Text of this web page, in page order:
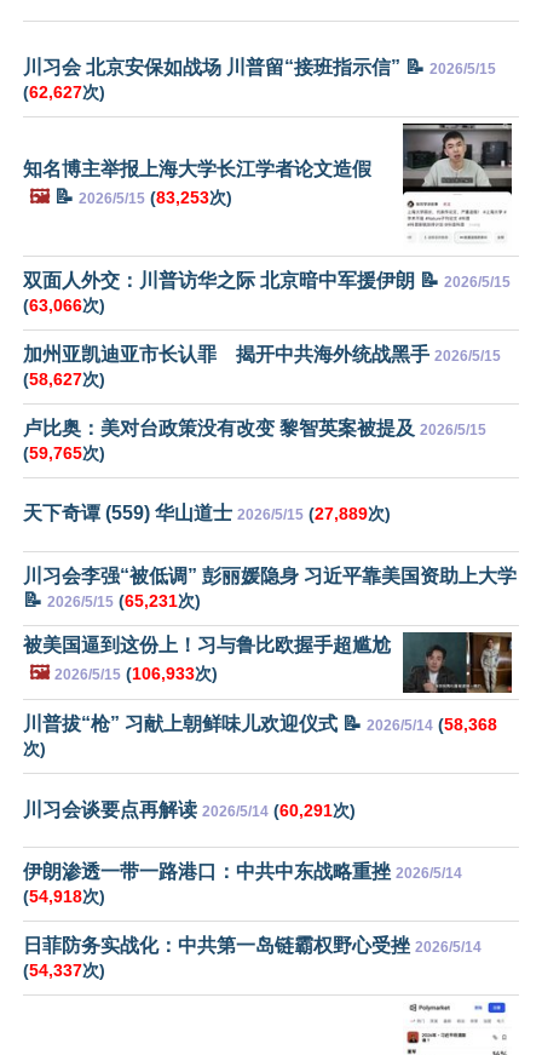
川习会 北京安保如战场 川普留“接班指示信” 📝 2026/5/15
(62,627次)
知名博主举报上海大学长江学者论文造假
🖼️📝 2026/5/15 (83,253次)
双面人外交：川普访华之际 北京暗中军援伊朗 📝 2026/5/15
(63,066次)
加州亚凯迪亚市长认罪 揭开中共海外统战黑手 2026/5/15
(58,627次)
卢比奥：美对台政策没有改变 黎智英案被提及 2026/5/15
(59,765次)
天下奇谭 (559) 华山道士 2026/5/15 (27,889次)
川习会李强“被低调” 彭丽媛隐身 习近平靠美国资助上大学
📝 2026/5/15 (65,231次)
被美国逼到这份上！习与鲁比欧握手超尴尬
🖼️ 2026/5/15 (106,933次)
川普拔“枪” 习献上朝鲜味儿欢迎仪式 📝 2026/5/14 (58,368
次)
川习会谈要点再解读 2026/5/14 (60,291次)
伊朗渗透一带一路港口：中共中东战略重挫 2026/5/14
(54,918次)
日菲防务实战化：中共第一岛链霸权野心受挫 2026/5/14
(54,337次)